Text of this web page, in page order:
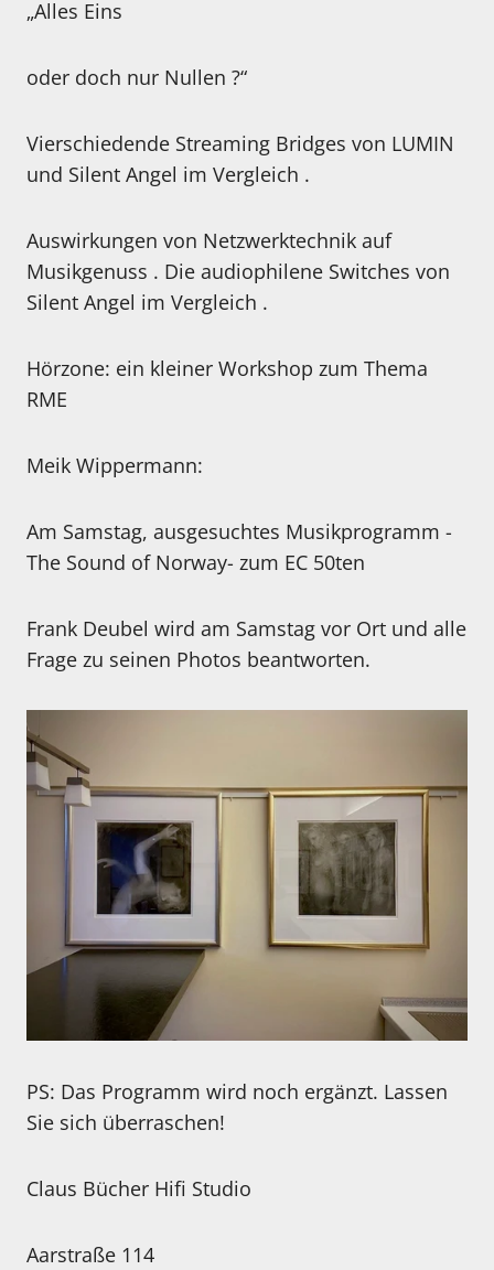
„Alles Eins
oder doch nur Nullen ?“
Vierschiedende Streaming Bridges von LUMIN
und Silent Angel im Vergleich .
Auswirkungen von Netzwerktechnik auf
Musikgenuss . Die audiophilene Switches von
Silent Angel im Vergleich .
Hörzone: ein kleiner Workshop zum Thema
RME
Meik Wippermann:
Am Samstag, ausgesuchtes Musikprogramm -
The Sound of Norway- zum EC 50ten
Frank Deubel wird am Samstag vor Ort und alle
Frage zu seinen Photos beantworten.
PS: Das Programm wird noch ergänzt. Lassen
Sie sich überraschen!
Claus Bücher Hifi Studio
Aarstraße 114